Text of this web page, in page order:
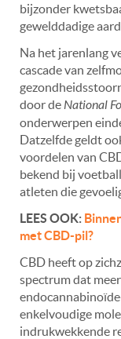
bijzonder
gewelddadige
Na het jarenlang
cascade van
door de National
onderwerpen
Datzelfde geldt
voordelen van
bekend bij
atleten die
LEES OOK:
met CBD-pil?
CBD heeft op
spectrum dat
enkelvoudige
indrukwekkende